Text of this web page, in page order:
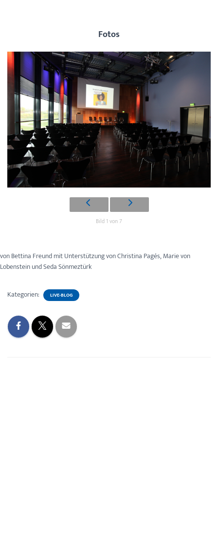
Fotos
Bild 1 von 7
von Bettina Freund mit Unterstützung von Christina Pagés, Marie von
Lobenstein und Seda Sönmeztürk
Kategorien: LIVE-BLOG